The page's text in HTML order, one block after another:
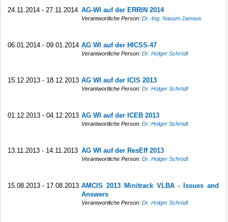
24.11.2014 - 27.11.2014 AG-WI auf der ERRIN 2014
Verantwortliche Person:Dr.-Ing. Naoum Jamous
06.01.2014 - 09.01.2014 AG WI auf der HICSS-47
Verantwortliche Person:Dr. Holger Schrödl
15.12.2013 - 18.12.2013 AG WI auf der ICIS 2013
Verantwortliche Person:Dr. Holger Schrödl
01.12.2013 - 04.12.2013 AG WI auf der ICEB 2013
Verantwortliche Person:Dr. Holger Schrödl
13.11.2013 - 14.11.2013 AG WI auf der ResEff 2013
Verantwortliche Person:Dr. Holger Schrödl
15.08.2013 - 17.08.2013 AMCIS 2013 Minitrack VLBA - Issues and
Answers
Verantwortliche Person:Dr. Holger Schrödl